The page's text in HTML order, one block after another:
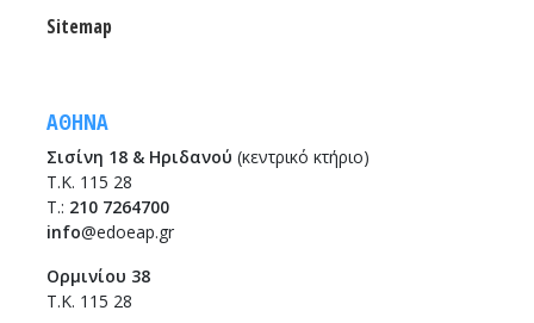
Sitemap
ΑΘΗΝΑ
Σισίνη 18 & Ηριδανού (κεντρικό κτήριο)
Τ.Κ. 115 28
T.: 210 7264700
info@edoeap.gr
Ορμινίου 38
Τ.Κ. 115 28